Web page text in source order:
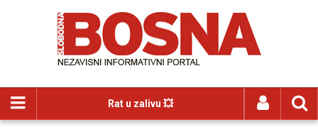
Rat u zalivu 💥